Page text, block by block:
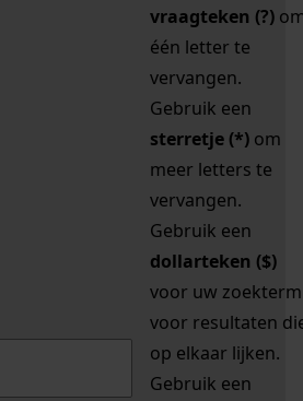
vraagteken (?)
één letter te
vervangen.
Gebruik een
sterretje (*) om
meer letters te
vervangen.
Gebruik een
dollarteken ($)
voor uw zoekterm
voor resultaten
op elkaar lijken.
Gebruik een